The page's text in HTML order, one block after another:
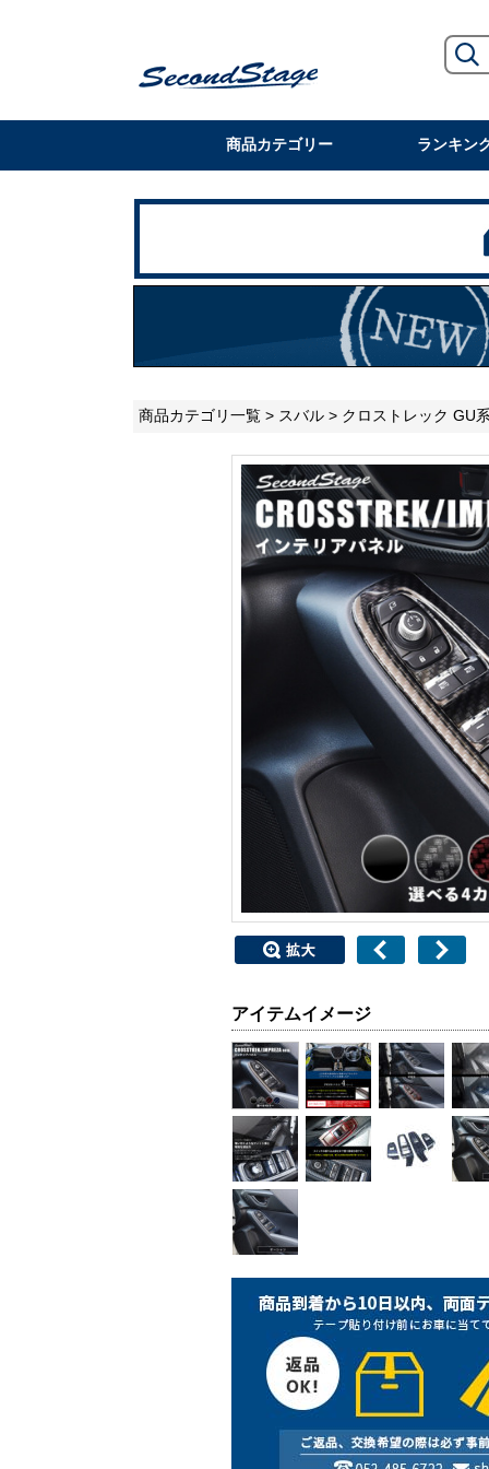
商品カテゴリー ランキン
商品カテゴリ一覧 > スバル > クロストレック GU
アイテムイメージ